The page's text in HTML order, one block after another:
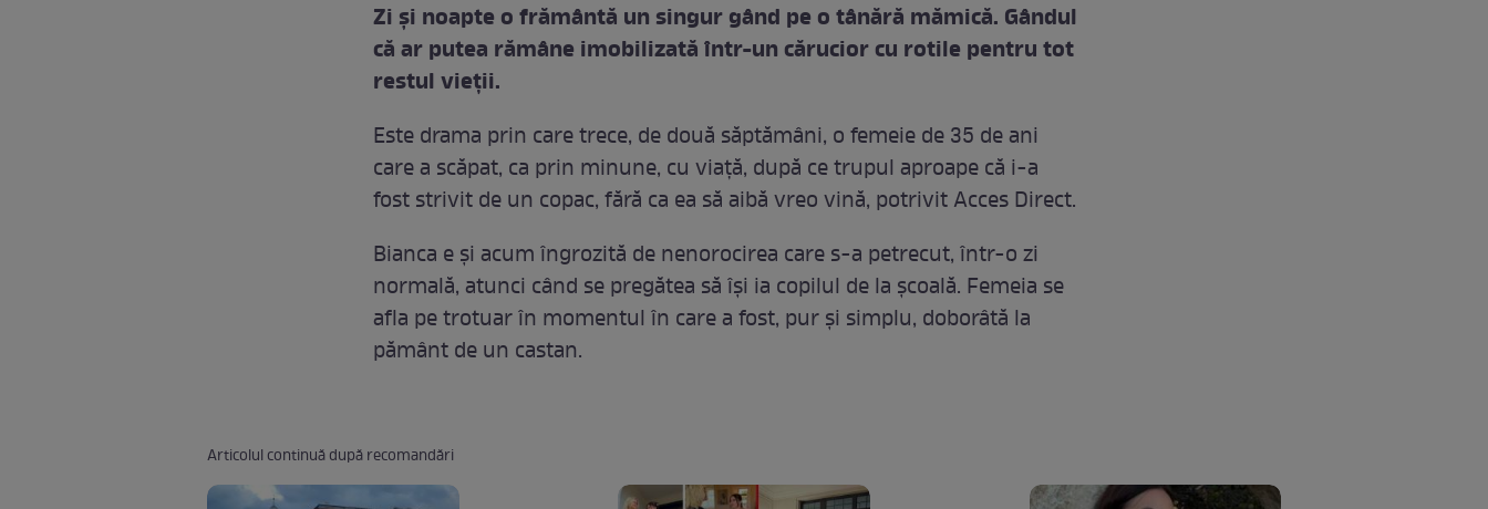
Zi şi noapte o frământă un singur gând pe o tânără mămică. Gândul
că ar putea rămâne imobilizată într-un cărucior cu rotile pentru tot
restul vieţii.
Este drama prin care trece, de două săptămâni, o femeie de 35 de ani
care a scăpat, ca prin minune, cu viaţă, după ce trupul aproape că i-a
fost strivit de un copac, fără ca ea să aibă vreo vină, potrivit Acces Direct.
Bianca e şi acum îngrozită de nenorocirea care s-a petrecut, într-o zi
normală, atunci când se pregătea să îşi ia copilul de la şcoală. Femeia se
afla pe trotuar în momentul în care a fost, pur și simplu, doborâtă la
pământ de un castan.
Articolul continuă după recomandări